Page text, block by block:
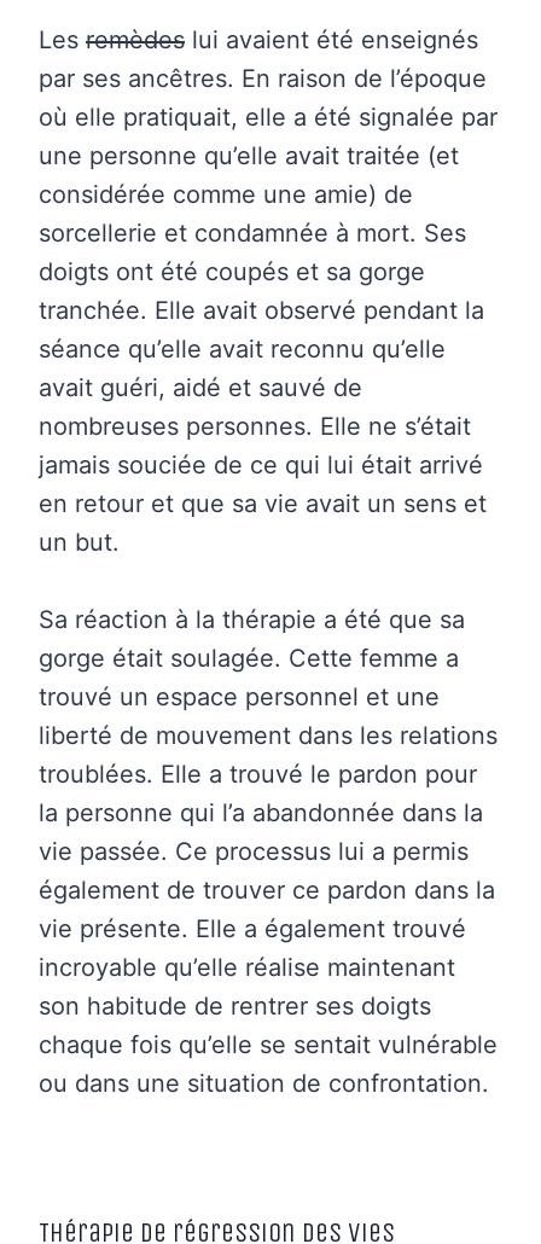
Les remèdes lui avaient été enseignés
par ses ancêtres. En raison de l’époque
où elle pratiquait, elle a été signalée par
une personne qu’elle avait traitée (et
considérée comme une amie) de
sorcellerie et condamnée à mort. Ses
doigts ont été coupés et sa gorge
tranchée. Elle avait observé pendant la
séance qu’elle avait reconnu qu’elle
avait guéri, aidé et sauvé de
nombreuses personnes. Elle ne s’était
jamais souciée de ce qui lui était arrivé
en retour et que sa vie avait un sens et
un but.
Sa réaction à la thérapie a été que sa
gorge était soulagée. Cette femme a
trouvé un espace personnel et une
liberté de mouvement dans les relations
troublées. Elle a trouvé le pardon pour
la personne qui l’a abandonnée dans la
vie passée. Ce processus lui a permis
également de trouver ce pardon dans la
vie présente. Elle a également trouvé
incroyable qu’elle réalise maintenant
son habitude de rentrer ses doigts
chaque fois qu’elle se sentait vulnérable
ou dans une situation de confrontation.
Thérapie de régression des vies